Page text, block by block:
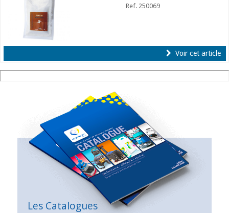
Ref. 250069
Voir cet article
Les Catalogues